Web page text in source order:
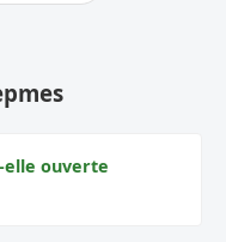
elle ouverte